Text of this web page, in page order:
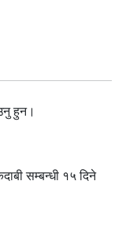
हुन।
सम्बन्धी १५ दिने